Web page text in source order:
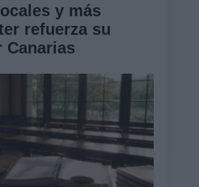
y más
refuerza su
Canarias